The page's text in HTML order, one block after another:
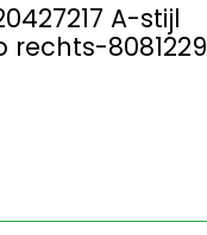
A-stijl
rechts-8081229